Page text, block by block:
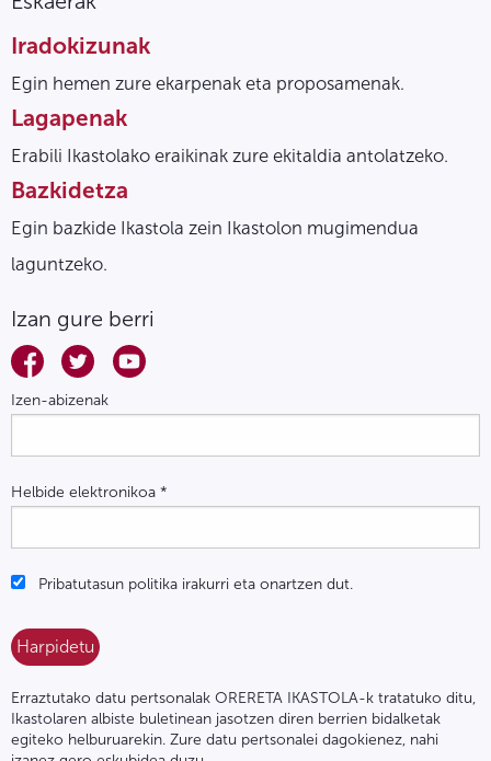
Iradokizunak
Egin hemen zure ekarpenak eta proposamenak.
Lagapenak
Erabili Ikastolako eraikinak zure ekitaldia antolatzeko.
Bazkidetza
Egin bazkide Ikastola zein Ikastolon mugimendua
laguntzeko.
Izan gure berri
Izen-abizenak
Helbide elektronikoa *
Pribatutasun politika irakurri eta onartzen dut.
Erraztutako datu pertsonalak ORERETA IKASTOLA-k tratatuko ditu,
Ikastolaren albiste buletinean jasotzen diren berrien bidalketak
egiteko helburuarekin. Zure datu pertsonalei dagokienez, nahi